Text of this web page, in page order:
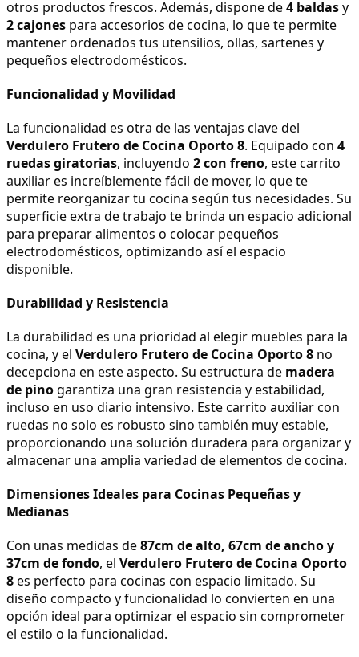
otros productos frescos. Además, dispone de 4 baldas
2 cajones para accesorios de cocina, lo que te permite
mantener ordenados tus utensilios, ollas, sartenes y
pequeños electrodomésticos.
Funcionalidad y Movilidad
Verdulero Frutero de Cocina Oporto 8. Equipado con 4
ruedas giratorias, incluyendo 2 con freno, este carrito
auxiliar es increíblemente fácil de mover, lo que te
permite reorganizar tu cocina según tus necesidades. Su
superficie extra de trabajo te brinda un espacio adicional
para preparar alimentos o colocar pequeños
electrodomésticos, optimizando así el espacio
disponible.
Durabilidad y Resistencia
La durabilidad es una prioridad al elegir muebles para la
cocina, y el Verdulero Frutero de Cocina Oporto 8 no
decepciona en este aspecto. Su estructura de madera
de pino garantiza una gran resistencia y estabilidad,
incluso en uso diario intensivo. Este carrito auxiliar con
ruedas no solo es robusto sino también muy estable,
proporcionando una solución duradera para organizar y
almacenar una amplia variedad de elementos de cocina.
Dimensiones Ideales para Cocinas Pequeñas y
Medianas
Con unas medidas de 87cm de alto, 67cm de ancho y
37cm de fondo, el Verdulero Frutero de Cocina Oporto
8 es perfecto para cocinas con espacio limitado. Su
diseño compacto y funcionalidad lo convierten en una
opción ideal para optimizar el espacio sin comprometer
el estilo o la funcionalidad.